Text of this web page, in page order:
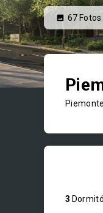
67 Fotos
3